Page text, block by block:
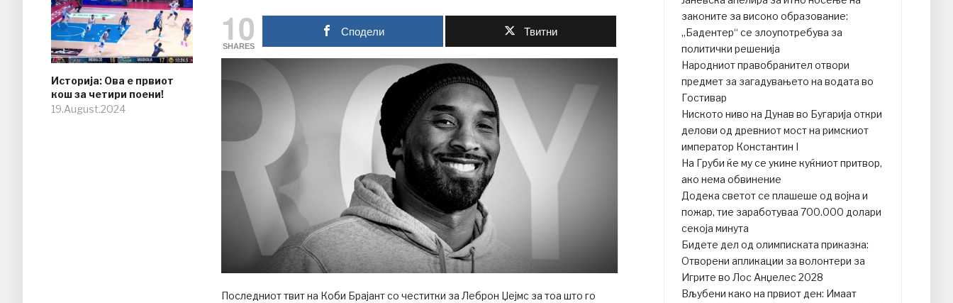
Историја: Ова е првиот
кош за четири поени!
19.August.2024
10
SHARES
Сподели Твитни
Последниот твит на Коби Брајант со честитки за Леброн Џејмс за тоа што го
законите за високо образование:
„Бадентер“ се злоупотребува за
политички решенија
Народниот правобранител отвори
предмет за загадувањето на водата во
Гостивар
Ниското ниво на Дунав во Бугарија откри
делови од древниот мост на римскиот
император Константин I
На Груби ќе му се укине куќниот притвор,
ако нема обвинение
Додека светот се плашеше од војна и
пожар, тие заработуваа 700.000 долари
секоја минута
Бидете дел од олимписката приказна:
Отворени апликации за волонтери за
Игрите во Лос Анџелес 2028
Вљубени како на првиот ден: Имаат